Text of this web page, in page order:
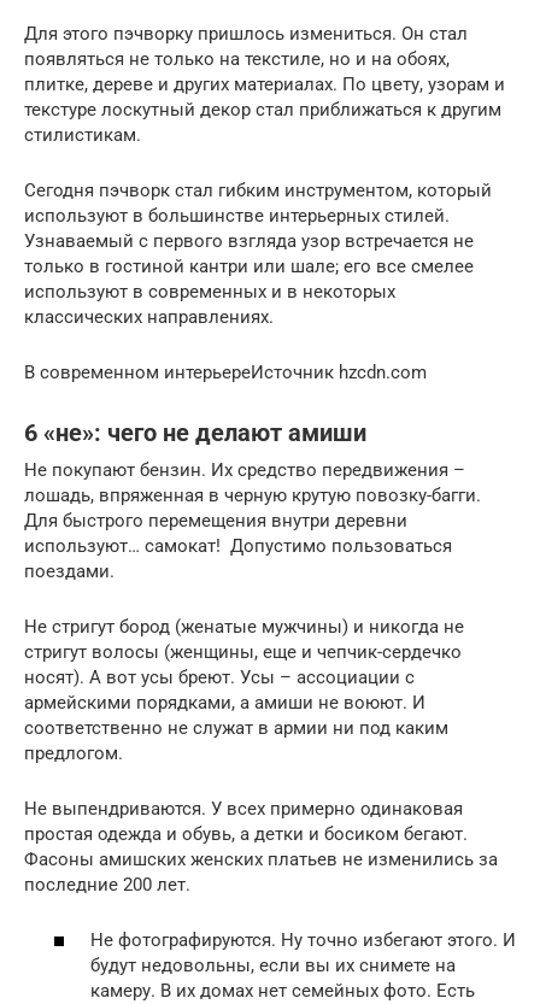
Для этого пэчворку пришлось измениться. Он стал
появляться не только на текстиле, но и на обоях,
плитке, дереве и других материалах. По цвету, узорам и
текстуре лоскутный декор стал приближаться к другим
стилистикам.
Сегодня пэчворк стал гибким инструментом, который
используют в большинстве интерьерных стилей.
Узнаваемый с первого взгляда узор встречается не
только в гостиной кантри или шале; его все смелее
используют в современных и в некоторых
классических направлениях.
В современном интерьереИсточник hzcdn.com
6 «не»: чего не делают амиши
Не покупают бензин. Их средство передвижения –
лошадь, впряженная в черную крутую повозку-багги.
Для быстрого перемещения внутри деревни
используют… самокат! Допустимо пользоваться
поездами.
Не стригут бород (женатые мужчины) и никогда не
стригут волосы (женщины, еще и чепчик-сердечко
носят). А вот усы бреют. Усы – ассоциации с
армейскими порядками, а амиши не воюют. И
соответственно не служат в армии ни под каким
предлогом.
Не выпендриваются. У всех примерно одинаковая
простая одежда и обувь, а детки и босиком бегают.
Фасоны амишских женских платьев не изменились за
последние 200 лет.
Не фотографируются. Ну точно избегают этого. И
будут недовольны, если вы их снимете на
камеру. В их домах нет семейных фото. Есть